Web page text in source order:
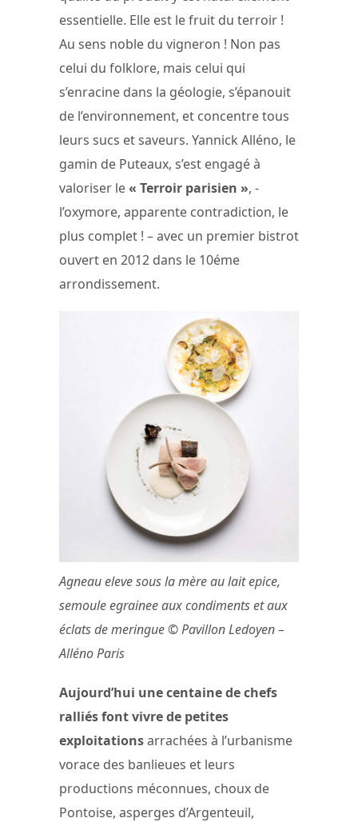
essentielle. Elle est le fruit du terroir !
Au sens noble du vigneron ! Non pas
celui du folklore, mais celui qui
s’enracine dans la géologie, s’épanouit
de l’environnement, et concentre tous
leurs sucs et saveurs. Yannick Alléno, le
gamin de Puteaux, s’est engagé à
valoriser le« Terroir parisien », -
l’oxymore, apparente contradiction, le
plus complet ! – avec un premier bistrot
ouvert en 2012 dans le 10éme
arrondissement.
Agneau eleve sous la mère au lait epice,
semoule egrainee aux condiments et aux
éclats de meringue © Pavillon Ledoyen –
Alléno Paris
Aujourd’hui une centaine de chefs
ralliés font vivre de petites
exploitationsarrachées à l’urbanisme
vorace des banlieues et leurs
productions méconnues, choux de
Pontoise, asperges d’Argenteuil,